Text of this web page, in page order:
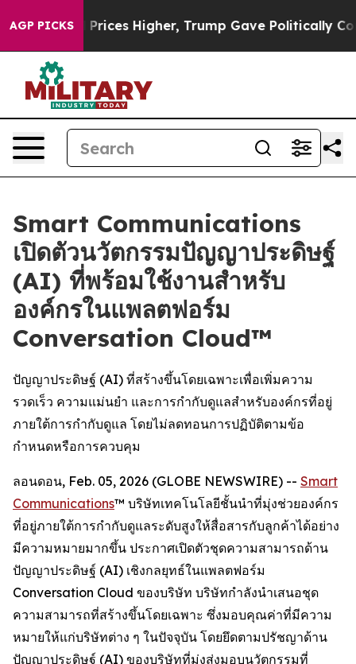
AGP PICKS
oil Prices Higher, Trump Gave Politically
Smart Communications
เปิดตัวนวัตกรรมปัญญาประดิษฐ์
(AI) ที่พร้อมใช้งานสำหรับ
องค์กรในแพลตฟอร์ม
Conversation Cloud™
ปัญญาประดิษฐ์ (AI) ที่สร้างขึ้นโดยเฉพาะเพื่อเพิ่มความ
รวดเร็ว ความแม่นยำ และการกำกับดูแลสำหรับองค์กรที่อยู่
ภายใต้การกำกับดูแล โดยไม่ลดทอนการปฏิบัติตามข้อ
กำหนดหรือการควบคุม
ลอนดอน, Feb. 05, 2026 (GLOBE NEWSWIRE) -- Smart
Communications™ บริษัทเทคโนโลยีชั้นนำที่มุ่งช่วยองค์กร
ที่อยู่ภายใต้การกำกับดูแลระดับสูงให้สื่อสารกับลูกค้าได้อย่าง
มีความหมายมากขึ้น ประกาศเปิดตัวชุดความสามารถด้าน
ปัญญาประดิษฐ์ (AI) เชิงกลยุทธ์ในแพลตฟอร์ม
Conversation Cloud ของบริษัท บริษัทกำลังนำเสนอชุด
ความสามารถที่สร้างขึ้นโดยเฉพาะ ซึ่งมอบคุณค่าที่มีความ
หมายให้แก่บริษัทต่าง ๆ ในปัจจุบัน โดยยึดตามปรัชญาด้าน
ปัญญาประดิษฐ์ (AI) ของบริษัทที่มุ่งส่งมอบนวัตกรรมที่